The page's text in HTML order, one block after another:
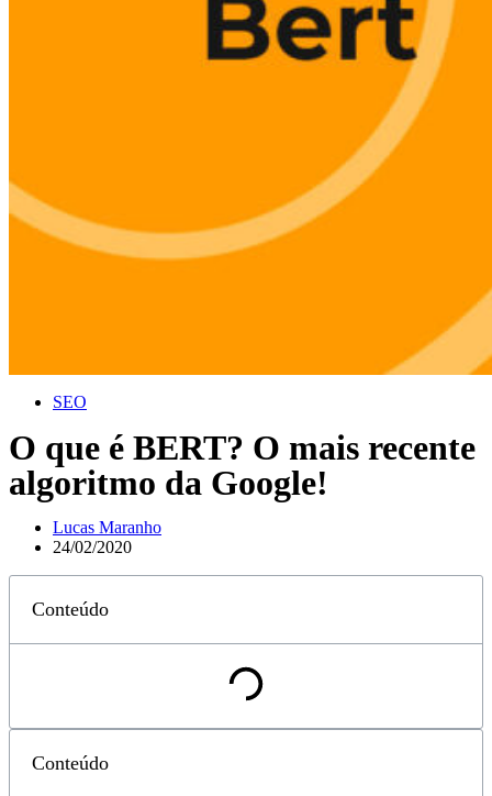
SEO
O que é BERT? O mais recente
algoritmo da Google!
Lucas Maranho
24/02/2020
Conteúdo
Conteúdo